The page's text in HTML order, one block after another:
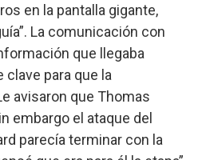
en la pantalla gigante,
La comunicación con
que llegaba
para que la
avisaron que Thomas
embargo el ataque del
parecía terminar con la